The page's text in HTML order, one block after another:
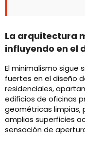
La arquitectura
influyendo en el
El minimalismo sigue
fuertes en el diseño
residenciales,
edificios de oficinas
geométricas limpias,
amplias superficies
sensación de